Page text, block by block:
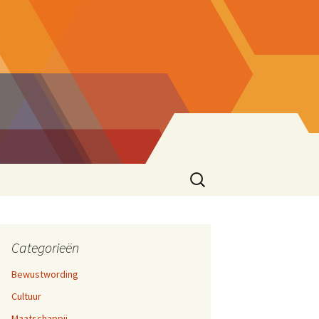
17,
Zoeken
naar:
Categorieën
Bewustwording
Cultuur